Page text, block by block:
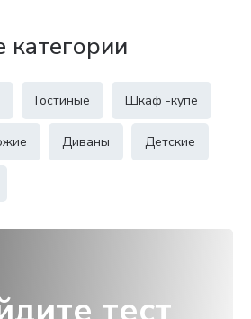
Гостиные Шкаф -купе
Диваны Детские